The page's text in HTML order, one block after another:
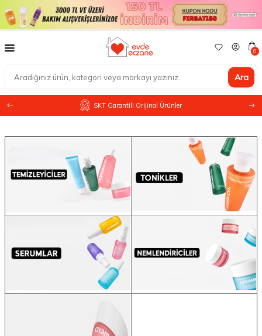
Ara
0
SKT Garantili Orijinal Ürünler